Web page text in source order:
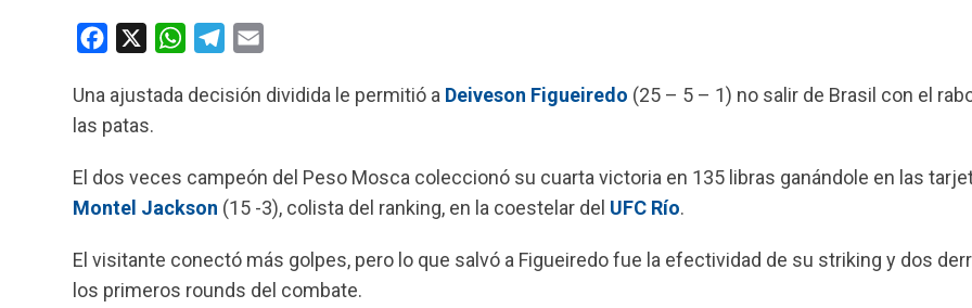
c
e
o
o
W
a
A
p
l
r
a
m
a
Una ajustada decisión dividida le permitió a Deiveson Figueiredo (25 – 5 – 1) no salir de Brasil con el
las patas.
El dos veces campeón del Peso Mosca coleccionó su cuarta victoria en 135 libras ganándole en las
Montel Jackson (15 -3), colista del ranking, en la coestelar del UFC Río.
El visitante conectó más golpes, pero lo que salvó a Figueiredo fue la efectividad de su striking y dos
los primeros rounds del combate.